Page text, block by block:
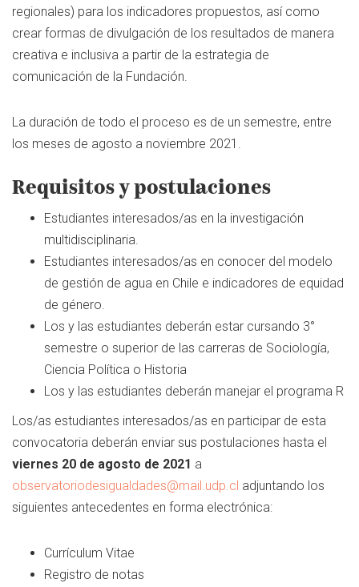
regionales) para los indicadores propuestos, así como
crear formas de divulgación de los resultados de manera
creativa e inclusiva a partir de la estrategia de
comunicación de la Fundación.
La duración de todo el proceso es de un semestre, entre
los meses de agosto a noviembre 2021.
Requisitos y postulaciones
Estudiantes interesados/as en la investigación
multidisciplinaria.
Estudiantes interesados/as en conocer del modelo
de gestión de agua en Chile e indicadores de equidad
de género.
Los y las estudiantes deberán estar cursando 3°
semestre o superior de las carreras de Sociología,
Ciencia Política o Historia
Los y las estudiantes deberán manejar el programa R
Los/as estudiantes interesados/as en participar de esta
convocatoria deberán enviar sus postulaciones hasta el
viernes 20 de agosto de 2021 a
observatoriodesigualdades@mail.udp.cl adjuntando los
siguientes antecedentes en forma electrónica:
Currículum Vitae
Registro de notas